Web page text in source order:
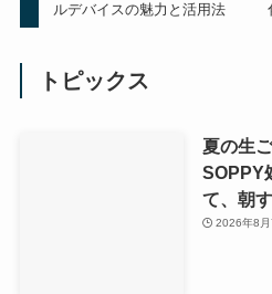
ルデバイスの魅力と活用法
トピックス
夏の生
SOPPY
て、朝
2026年8月